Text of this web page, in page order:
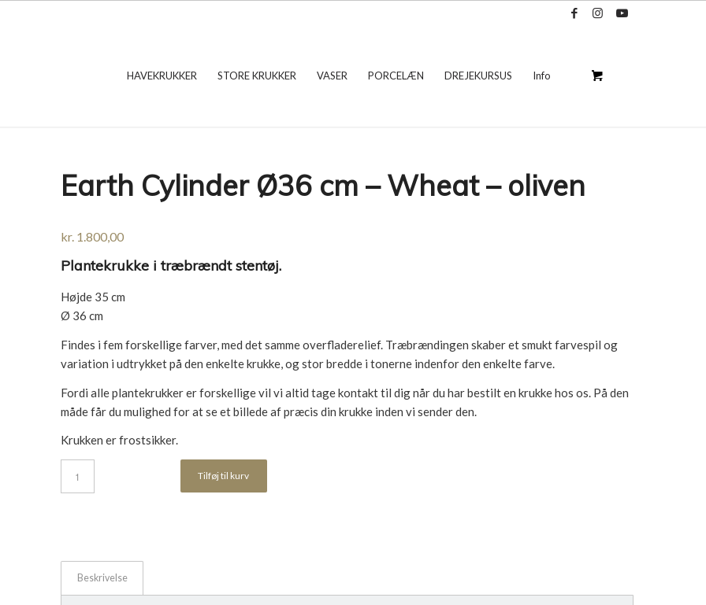
HAVEKRUKKER STORE KRUKKER VASER PORCELÆN DREJEKURSUS Info
Earth Cylinder Ø36 cm – Wheat – oliven
kr.1.800,00
Plantekrukke i træbrændt stentøj.
Højde 35 cm
Ø 36 cm
Findes i fem forskellige farver, med det samme overfladerelief. Træbrændingen skaber et smukt farvespil og
variation i udtrykket på den enkelte krukke, og stor bredde i tonerne indenfor den enkelte farve.
Fordi alle plantekrukker er forskellige vil vi altid tage kontakt til dig når du har bestilt en krukke hos os. På den
måde får du mulighed for at se et billede af præcis din krukke inden vi sender den.
Krukken er frostsikker.
Tilføj til kurv
Beskrivelse